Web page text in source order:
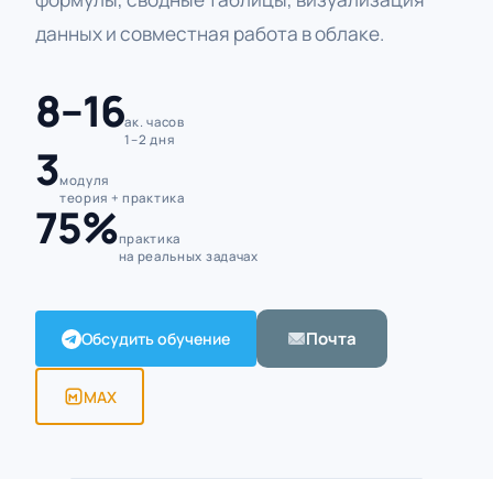
данных и совместная работа в облаке.
8–16ак. часов
1–2 дня
3модуля
теория + практика
75%практика
на реальных задачах
Обсудить обучение Почта
MAX
Алексей Борисов · тренер по Google